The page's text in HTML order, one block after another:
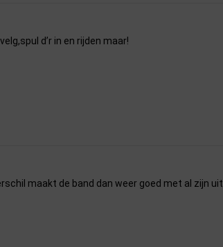
d’r in en rijden maar!
maakt de band dan weer goed met al zijn